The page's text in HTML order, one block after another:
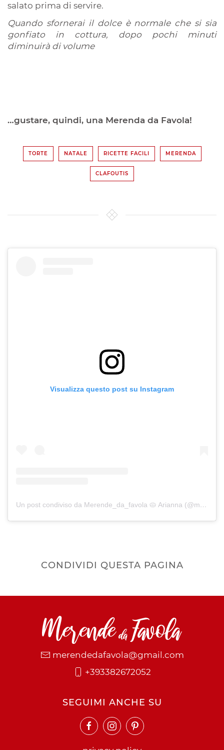
salato prima di servire.
Quando sfornerai il dolce è normale che si sia
gonfiato in cottura, dopo pochi minuti
diminuirà di volume
…gustare, quindi, una Merenda da Favola!
TORTE NATALE RICETTE FACILI MERENDA
CLAFOUTIS
Visualizza questo post su Instagram
Un post condiviso da Merende_da_favola 🥧 Arianna (@merende_da_favola)
CONDIVIDI QUESTA PAGINA
merendedafavola@gmail.com
+393382672052
SEGUIMI ANCHE SU